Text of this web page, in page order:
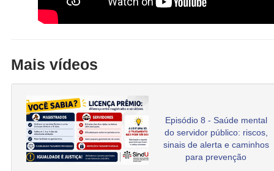
Mais vídeos
Episódio 8 - Saúde mental
do servidor público: riscos,
sinais de alerta e caminhos
para prevenção